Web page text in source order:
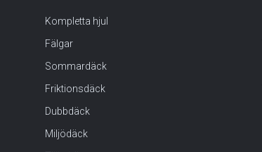
Kompletta hjul
Fälgar
Sommardäck
Friktionsdäck
Dubbdäck
Miljödäck